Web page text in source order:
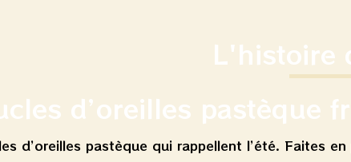
L'histoire
d’oreilles pastèque
d’oreilles pastèque qui rappellent l’été. Faites